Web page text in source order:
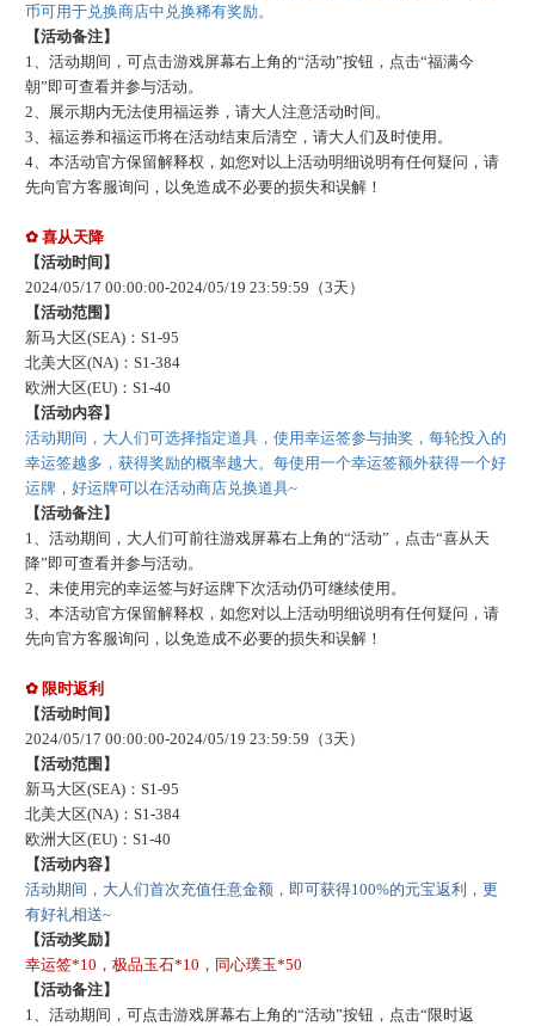
币可用于兑换商店中兑换稀有奖励。
【活动备注】
1、活动期间，可点击游戏屏幕右上角的“活动”按钮，点击“福满今
朝”即可查看并参与活动。
2、展示期内无法使用福运券，请大人注意活动时间。
3、福运券和福运币将在活动结束后清空，请大人们及时使用。
4、 本活动官方保留解释权，如您对以上活动明细说明有任何疑问，请
先向官方客服询问，以免造成不必要的损失和误解！
✿ 喜从天降
【活动时间】
2024/05/17 00:00:00-2024/05/19 23:59:59 （3天）
【活动范围】
新马大区(SEA)：S1-95
北美大区(NA)：S1-384
欧洲大区(EU)：S1-40
【活动内容】
活动期间，大人们可选择指定道具，使用幸运签参与抽奖，每轮投入的
幸运签越多，获得奖励的概率越大。每使用一个幸运签额外获得一个好
运牌，好运牌可以在活动商店兑换道具~
【活动备注】
1、活动期间，大人们可前往游戏屏幕右上角的“活动”，点击“喜从天
降”即可查看并参与活动。
2、未使用完的幸运签与好运牌下次活动仍可继续使用。
3、本活动官方保留解释权，如您对以上活动明细说明有任何疑问，请
先向官方客服询问，以免造成不必要的损失和误解！
✿ 限时返利
【活动时间】
2024/05/17 00:00:00-2024/05/19 23:59:59 （3天）
【活动范围】
新马大区(SEA)：S1-95
北美大区(NA)：S1-384
欧洲大区(EU)：S1-40
【活动内容】
活动期间，大人 们首次充值任意金额，即可获得100%的元宝返利，更
有好礼相送~
【活动奖励】
幸运签*10，极品玉石*10，同心璞玉*50
【活动备注】
1、活动期间，可点击游戏屏幕右上角的“活动”按钮，点击“限时返